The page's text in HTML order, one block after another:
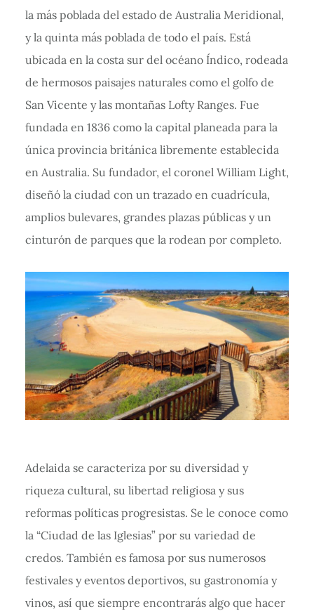
la más poblada del estado de Australia Meridional,
y la quinta más poblada de todo el país. Está
ubicada en la costa sur del océano Índico, rodeada
de hermosos paisajes naturales como el golfo de
San Vicente y las montañas Lofty Ranges. Fue
fundada en 1836 como la capital planeada para la
única provincia británica libremente establecida
en Australia. Su fundador, el coronel William Light,
diseñó la ciudad con un trazado en cuadrícula,
amplios bulevares, grandes plazas públicas y un
cinturón de parques que la rodean por completo.
Adelaida se caracteriza por su diversidad y
riqueza cultural, su libertad religiosa y sus
reformas políticas progresistas. Se le conoce como
la “Ciudad de las Iglesias” por su variedad de
credos. También es famosa por sus numerosos
festivales y eventos deportivos, su gastronomía y
vinos, así que siempre encontrarás algo que hacer